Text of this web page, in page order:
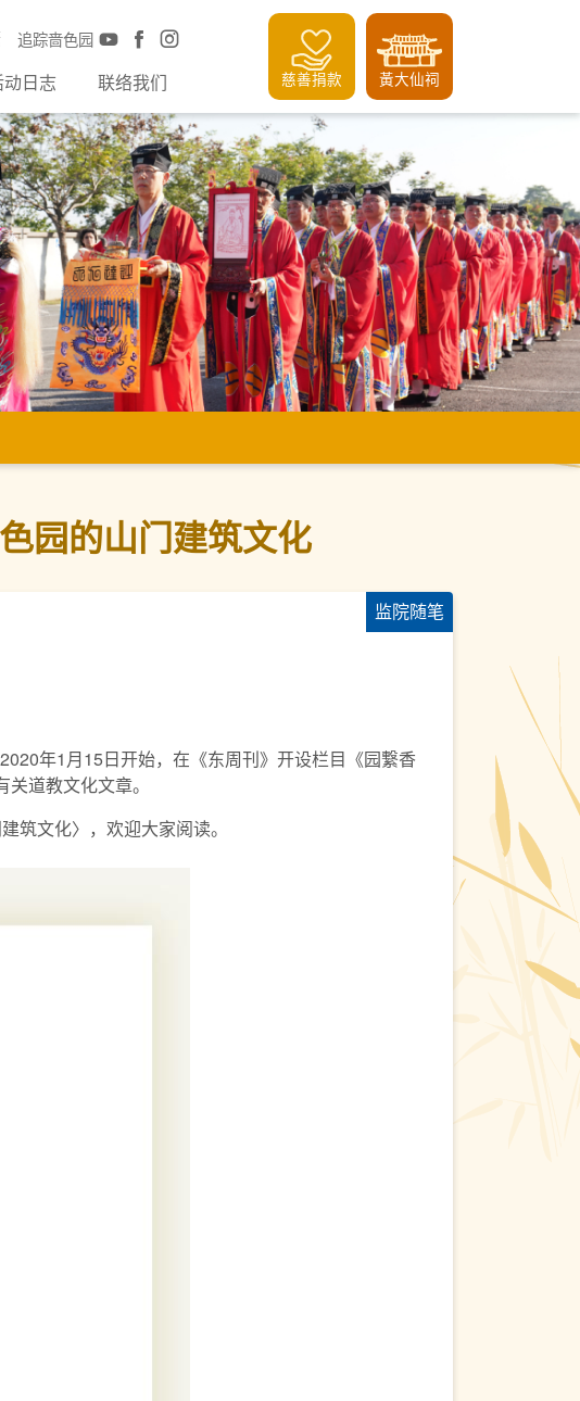
追踪啬色园
动日志 联络我们 慈善捐款 黃大仙祠
园的山门建筑文化
监院随笔
年1月15日开始，在《东周刊》开设栏目《园繋香
道教文化文章。
文化〉，欢迎大家阅读。